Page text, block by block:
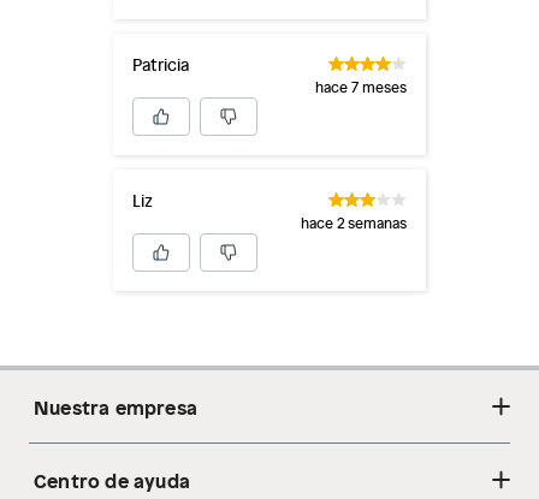
Patricia
hace 7 meses
Liz
hace 2 semanas
Nuestra empresa
Acerca de nosotros
Centro de ayuda